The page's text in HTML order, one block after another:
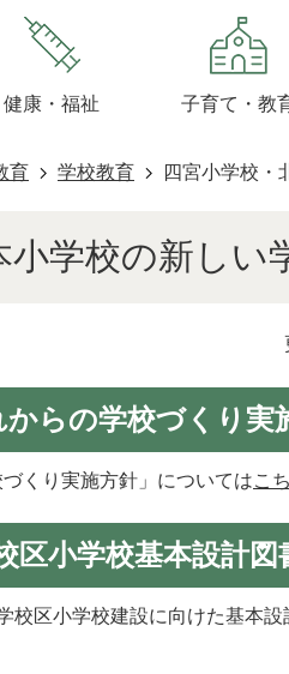
健康・福祉 子育て・教
育 学校教育 四宮小学校・
学校の新しい
らの学校づくり実
くり実施方針」についてはこ
区小学校基本設計図
校区小学校建設に向けた基本設